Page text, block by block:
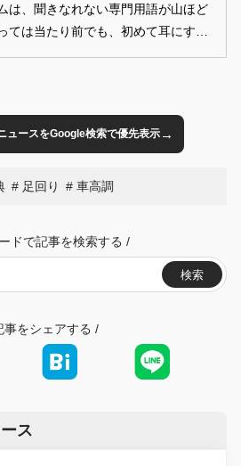
は、聞きなれない専門用語が山ほど
ては当たり前でも、初めて耳にする
チェック！
ュースをGoogle検索で優先表示→
足回り 車高調
ドで記事を検索する /
検索
事をシェアする /
ス